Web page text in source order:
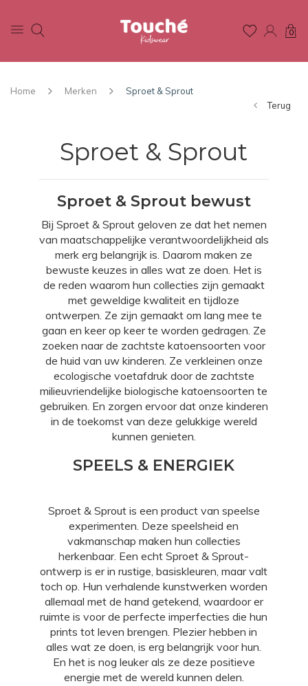
0
Home Merken
Sproet & Sprout
Terug
Sproet & Sprout
Sproet & Sprout bewust
Bij Sproet & Sprout geloven ze dat het nemen
van maatschappelijke verantwoordelijkheid als
merk erg belangrijk is. Daarom maken ze
bewuste keuzes in alles wat ze doen. Het is
de reden waarom hun collecties zijn gemaakt
met geweldige kwaliteit en tijdloze
ontwerpen. Ze zijn gemaakt om lang mee te
gaan en keer op keer te worden gedragen. Ze
zoeken naar de zachtste katoensoorten voor
de huid van uw kinderen. Ze verkleinen onze
ecologische voetafdruk door de zachtste
milieuvriendelijke biologische katoensoorten te
gebruiken. En zorgen ervoor dat onze kinderen
in de toekomst van deze gelukkige wereld
kunnen genieten.
SPEELS & ENERGIEK
Sproet & Sprout is een product van speelse
experimenten. Deze speelsheid en
vakmanschap maken hun collecties
herkenbaar. Een echt Sproet & Sprout-
ontwerp is er in rustige, basiskleuren, maar valt
toch op. Hun verhalende kunstwerken worden
allemaal met de hand getekend, waardoor er
ruimte is voor de perfecte imperfecties die hun
prints tot leven brengen. Plezier hebben in
alles wat ze doen, is erg belangrijk voor hun.
En het is nog leuker als ze deze positieve
energie met de wereld kunnen delen.